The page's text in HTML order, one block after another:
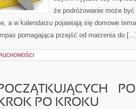
że podróżowanie może
a w kalendarzu pojawiają się domowe
pomagająca przejść od marzenia do
–
PO KROKU